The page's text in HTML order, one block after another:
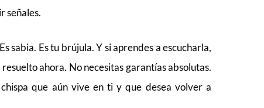
señales.
sabia. Es tu brújula. Y si aprendes a escucharla,
ahora. No necesitas garantías absolutas.
que aún vive en ti y que desea volver a